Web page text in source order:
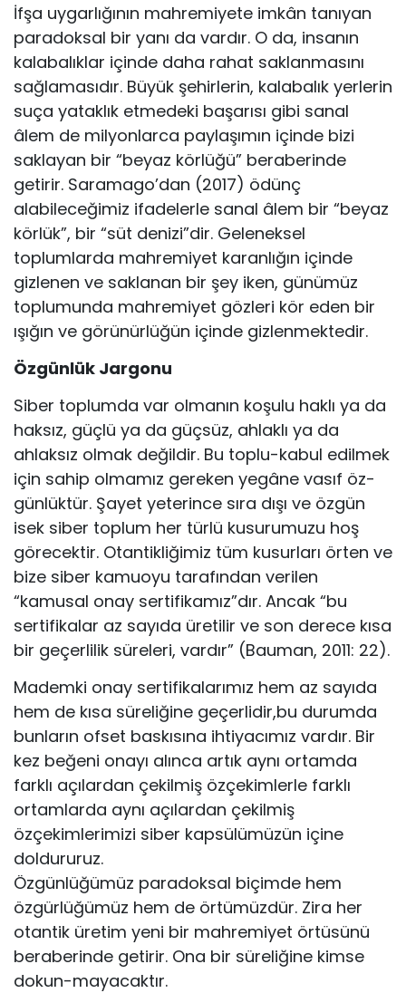
İfşa uygarlığının mahremiyete imkân tanıyan
paradoksal bir yanı da vardır. O da, insanın
kalabalıklar içinde daha rahat saklanmasını
sağlamasıdır. Büyük şehirlerin, kalabalık yerlerin
suça yataklık etmedeki başarısı gibi sanal
âlem de milyonlarca paylaşımın içinde bizi
saklayan bir “beyaz körlüğü” beraberinde
getirir. Saramago’dan (2017) ödünç
alabileceğimiz ifadelerle sanal âlem bir “beyaz
körlük”, bir “süt denizi”dir. Geleneksel
toplumlarda mahremiyet karanlığın içinde
gizlenen ve saklanan bir şey iken, günümüz
toplumunda mahremiyet gözleri kör eden bir
ışığın ve görünürlüğün içinde gizlenmektedir.
Özgünlük Jargonu
Siber toplumda var olmanın koşulu haklı ya da
haksız, güçlü ya da güçsüz, ahlaklı ya da
ahlaksız olmak değildir. Bu toplu-kabul edilmek
için sahip olmamız gereken yegâne vasıf öz-
günlüktür. Şayet yeterince sıra dışı ve özgün
isek siber toplum her türlü kusurumuzu hoş
görecektir. Otantikliğimiz tüm kusurları örten ve
bize siber kamuoyu tarafından verilen
“kamusal onay sertifikamız”dır. Ancak “bu
sertifikalar az sayıda üretilir ve son derece kısa
bir geçerlilik süreleri, vardır” (Bauman, 2011: 22).
Mademki onay sertifikalarımız hem az sayıda
hem de kısa süreliğine geçerlidir,bu durumda
bunların ofset baskısına ihtiyacımız vardır. Bir
kez beğeni onayı alınca artık aynı ortamda
farklı açılardan çekilmiş özçekimlerle farklı
ortamlarda aynı açılardan çekilmiş
özçekimlerimizi siber kapsülümüzün içine
doldururuz.
Özgünlüğümüz paradoksal biçimde hem
özgürlüğümüz hem de örtümüzdür. Zira her
otantik üretim yeni bir mahremiyet örtüsünü
beraberinde getirir. Ona bir süreliğine kimse
dokun-mayacaktır.